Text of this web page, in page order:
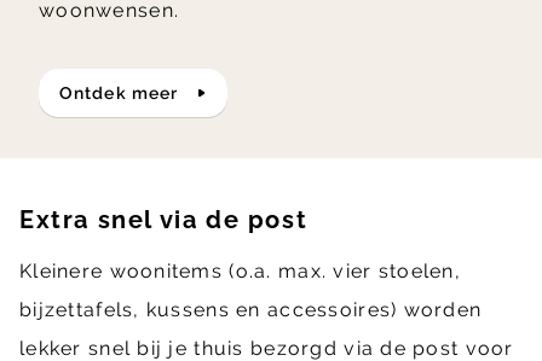
woonwensen.
ontdek meer
Extra snel via de post
Kleinere woonitems (o.a. max. vier stoelen,
bijzettafels, kussens en accessoires) worden
lekker snel bij je thuis bezorgd via de post voor